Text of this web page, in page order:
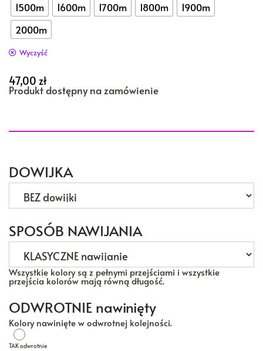
1500m
1600m 1700m 1800m
1900m
2000m
Wyczyść
47,00 zł
Produkt dostępny na zamówienie
DOWIJKA
SPOSÓB NAWIJANIA
Wszystkie kolory są z pełnymi przejściami i wszystkie
przejścia kolorów mają równą długość.
ODWROTNIE nawinięty
Kolory nawinięte w odwrotnej kolejności.
TAK odwrotnie